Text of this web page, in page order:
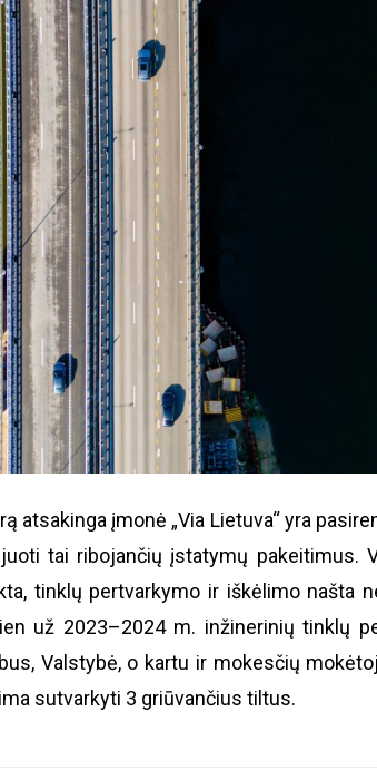
atsakinga įmonė „Via Lietuva“ yra
tai ribojančių įstatymų pakeitimus.
tinklų pertvarkymo ir iškėlimo našta
už 2023–2024 m. inžinerinių tinklų
Valstybė, o kartu ir mokesčių
sutvarkyti 3 griūvančius tiltus.